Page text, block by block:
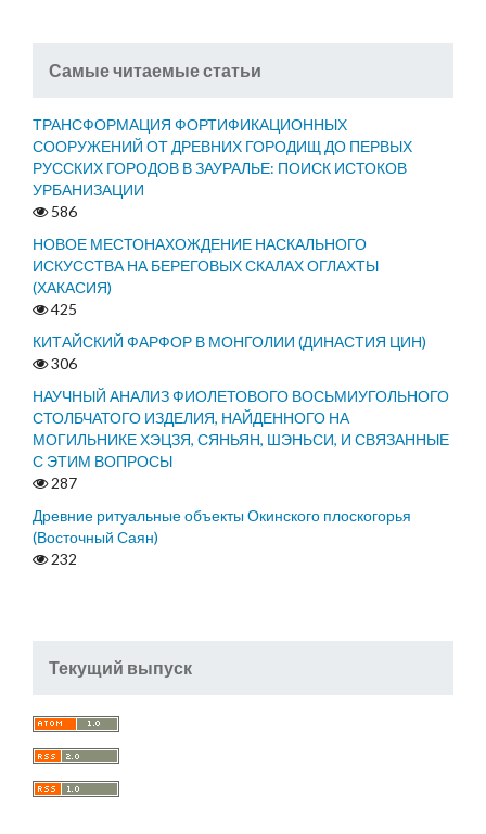
Самые читаемые статьи
ТРАНСФОРМАЦИЯ ФОРТИФИКАЦИОННЫХ
СООРУЖЕНИЙ ОТ ДРЕВНИХ ГОРОДИЩ ДО ПЕРВЫХ
РУССКИХ ГОРОДОВ В ЗАУРАЛЬЕ: ПОИСК ИСТОКОВ
УРБАНИЗАЦИИ
586
НОВОЕ МЕСТОНАХОЖДЕНИЕ НАСКАЛЬНОГО
ИСКУССТВА НА БЕРЕГОВЫХ СКАЛАХ ОГЛАХТЫ
(ХАКАСИЯ)
425
КИТАЙСКИЙ ФАРФОР В МОНГОЛИИ (ДИНАСТИЯ ЦИН)
306
НАУЧНЫЙ АНАЛИЗ ФИОЛЕТОВОГО ВОСЬМИУГОЛЬНОГО
СТОЛБЧАТОГО ИЗДЕЛИЯ, НАЙДЕННОГО НА
МОГИЛЬНИКЕ ХЭЦЗЯ, СЯНЬЯН, ШЭНЬСИ, И СВЯЗАННЫЕ
С ЭТИМ ВОПРОСЫ
287
Древние ритуальные объекты Окинского плоскогорья
(Восточный Саян)
232
Текущий выпуск